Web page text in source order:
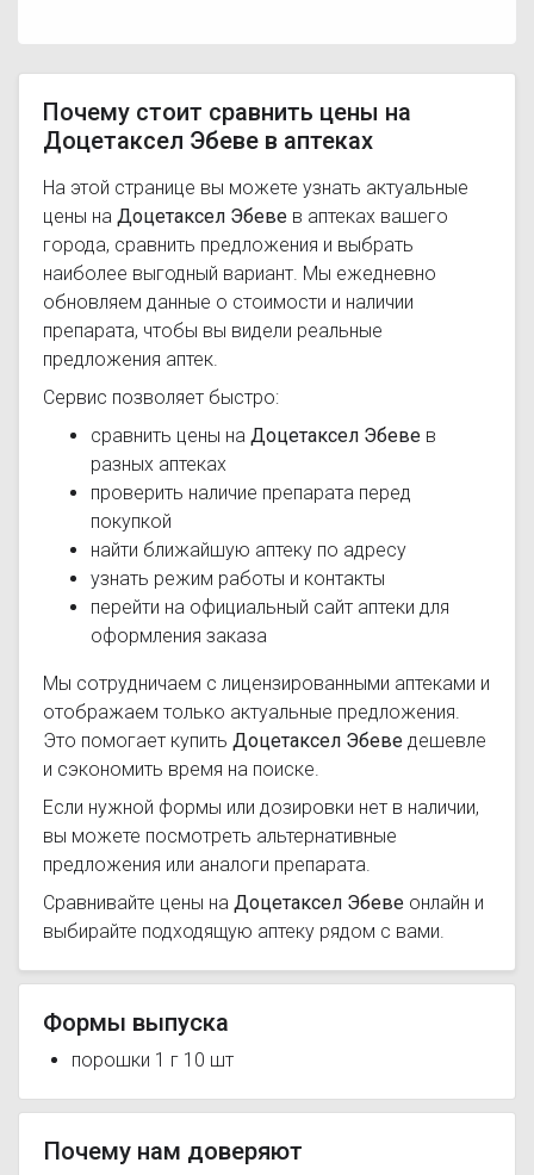
Почему стоит сравнить цены на
Доцетаксел Эбеве в аптеках
На этой странице вы можете узнать актуальные
цены на Доцетаксел Эбеве в аптеках вашего
города, сравнить предложения и выбрать
наиболее выгодный вариант. Мы ежедневно
обновляем данные о стоимости и наличии
препарата, чтобы вы видели реальные
предложения аптек.
Сервис позволяет быстро:
сравнить цены на Доцетаксел Эбеве в
разных аптеках
проверить наличие препарата перед
покупкой
найти ближайшую аптеку по адресу
узнать режим работы и контакты
перейти на официальный сайт аптеки для
оформления заказа
Мы сотрудничаем с лицензированными аптеками и
отображаем только актуальные предложения.
Это помогает купить Доцетаксел Эбеве дешевле
и сэкономить время на поиске.
Если нужной формы или дозировки нет в наличии,
вы можете посмотреть альтернативные
предложения или аналоги препарата.
Сравнивайте цены на Доцетаксел Эбеве онлайн и
выбирайте подходящую аптеку рядом с вами.
Формы выпуска
порошки 1 г 10 шт
Почему нам доверяют